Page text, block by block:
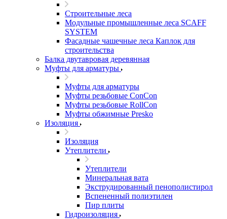
Строительные леса
Модульные промышленные леса SCAFF
SYSTEM
Фасадные чашечные леса Каплок для
строительства
Балка двутавровая деревянная
Муфты для арматуры
Муфты для арматуры
Муфты резьбовые ConCon
Муфты резьбовые RollCon
Муфты обжимные Presko
Изоляция
Изоляция
Утеплители
Утеплители
Минеральная вата
Экструдированный пенополистирол
Вспененный полиэтилен
Пир плиты
Гидроизоляция